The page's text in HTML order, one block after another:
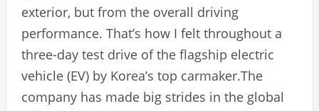
exterior, but from the overall driving
performance. That’s how I felt throughout a
three-day test drive of the flagship electric
vehicle (EV) by Korea’s top carmaker.The
company has made big strides in the global